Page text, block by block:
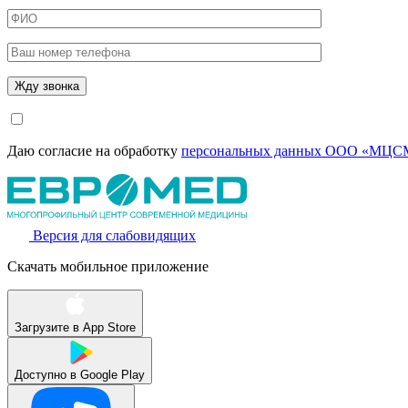
Даю согласие на обработку персональных данных ООО
Версия для слабовидящих
Скачать мобильное приложение
Загрузите в App Store
Доступно в Google Play